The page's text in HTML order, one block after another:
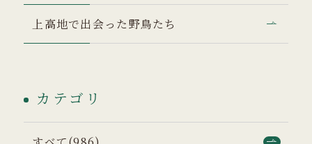
上高地で出会った野鳥たち
カテゴリ